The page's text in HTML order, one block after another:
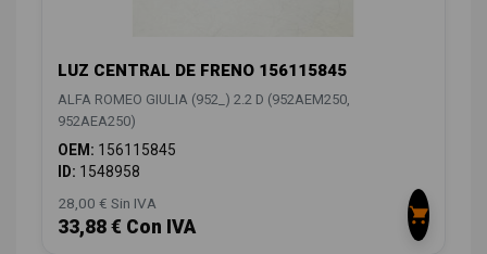
LUZ CENTRAL DE FRENO 156115845
ALFA ROMEO GIULIA (952_) 2.2 D (952AEM250,
952AEA250)
OEM: 156115845
ID: 1548958
28,00 € Sin IVA
33,88 € Con IVA